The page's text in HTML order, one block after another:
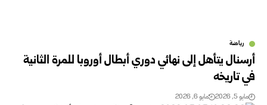
رياضة
أرسنال يتأهل إلى نهائي دوري أبطال أوروبا للمرة الثانية
في تاريخه
مايو 5, 2026 مايو 6, 2026